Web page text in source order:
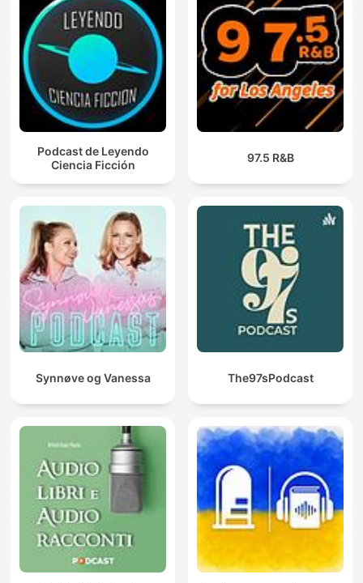
Podcast de Leyendo
Ciencia Ficción
97.5 R&B
Synnøve og Vanessa The97sPodcast